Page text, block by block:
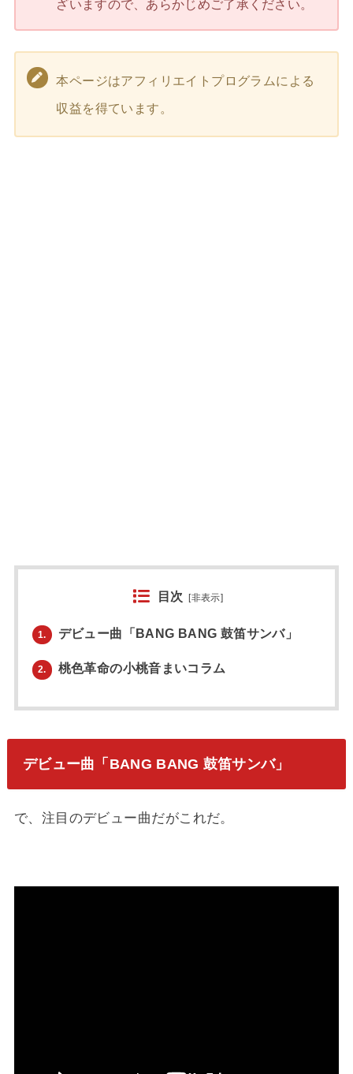
ざいますので、あらかじめご了承ください。
本ページはアフィリエイトプログラムによる
収益を得ています。
目次 [非表示]
1. デビュー曲「BANG BANG 鼓笛サンバ」
2. 桃色革命の小桃音まいコラム
デビュー曲「BANG BANG 鼓笛サンバ」
で、注目のデビュー曲だがこれだ。